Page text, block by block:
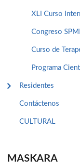
XLI Curso
Congreso
Curso de
Programa
Residentes
Contáctenos
CULTURAL
MASKARA